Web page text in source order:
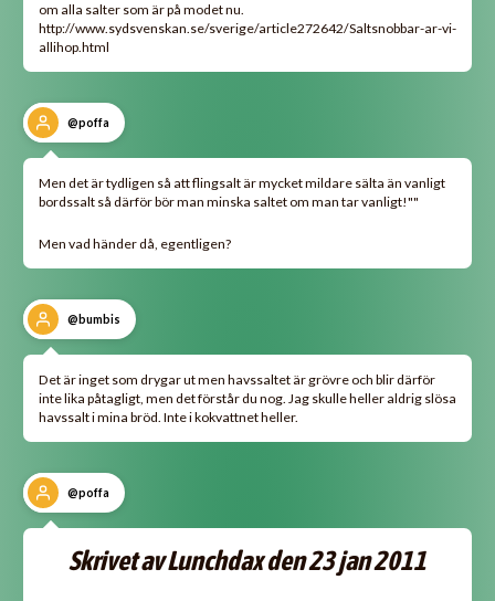
om alla salter som är på modet nu.
http://www.sydsvenskan.se/sverige/article272642/Saltsnobbar-ar-vi-
allihop.html
@poffa
Men det är tydligen så att flingsalt är mycket mildare sälta än vanligt
bordssalt så därför bör man minska saltet om man tar vanligt!""
Men vad händer då, egentligen?
@bumbis
Det är inget som drygar ut men havssaltet är grövre och blir därför
inte lika påtagligt, men det förstår du nog. Jag skulle heller aldrig slösa
havssalt i mina bröd. Inte i kokvattnet heller.
@poffa
Skrivet av Lunchdax den 23 jan 2011